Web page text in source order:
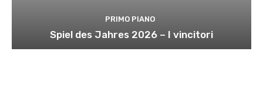
PRIMO PIANO
Spiel des Jahres 2026 – I vincitori